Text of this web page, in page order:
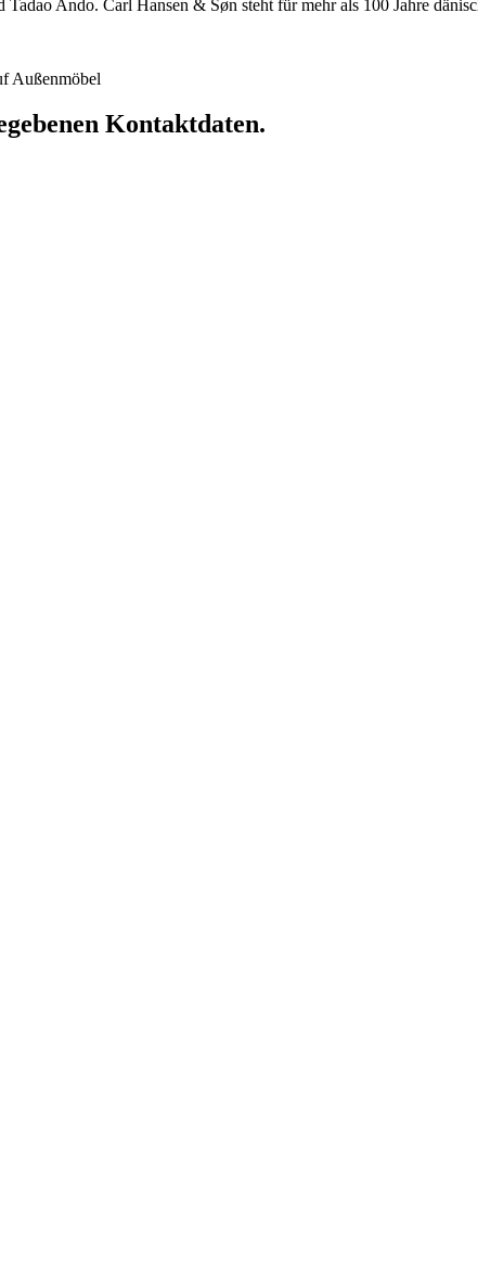
Ando. Carl Hansen & Søn steht für mehr als 100 Jahre
Außenmöbel
Kontaktdaten.